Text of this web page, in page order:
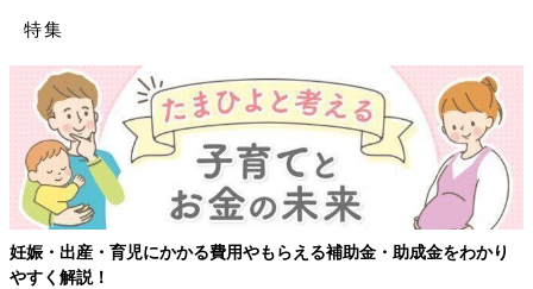
特集
妊娠・出産・育児にかかる費用やもらえる補助金・助成金をわかり
やすく解説！